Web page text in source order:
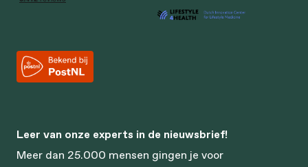
Leer van onze experts in de nieuwsbrief!
Meer dan 25.000 mensen gingen je voor